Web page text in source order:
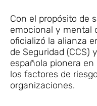
Con el propósito de
emocional y mental
oficializó la alianza
de Seguridad (CCS)
española pionera
los factores de
organizaciones.